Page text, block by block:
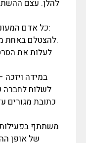
להלן. עצם
4.2. כל אדם המעוניין להשתתף בפעילות נדרש:
(א) להצטלם באחת מעמדות הצילום שיוצבו במלון.
לשלוח לחברה
כתובת מגורים
משתתף
של אופן